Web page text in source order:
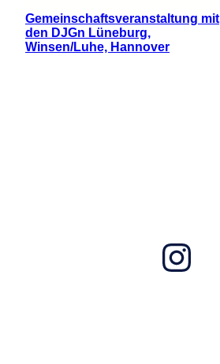
Gemeinschaftsveranstaltung mit
den DJGn Lüneburg,
Winsen/Luhe, Hannover
Instagram